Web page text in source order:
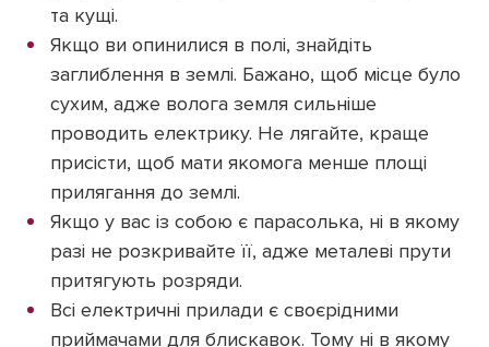
та кущі.
Якщо ви опинилися в полі, знайдіть
заглиблення в землі. Бажано, щоб місце було
сухим, адже волога земля сильніше
проводить електрику. Не лягайте, краще
присісти, щоб мати якомога менше площі
прилягання до землі.
Якщо у вас із собою є парасолька, ні в якому
разі не розкривайте її, адже металеві прути
притягують розряди.
Всі електричні прилади є своєрідними
приймачами для блискавок. Тому ні в якому